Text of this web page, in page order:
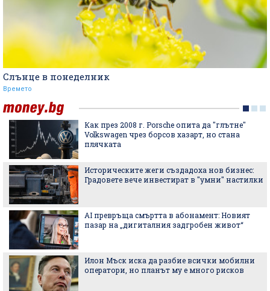
Слънце в понеделник
Времето
Как през 2008 г. Porsche опита да "глътне"
Volkswagen чрез борсов хазарт, но стана
плячката
Историческите жеги създадоха нов бизнес:
Градовете вече инвестират в "умни" настилки
AI превръща смъртта в абонамент: Новият
пазар на „дигиталния задгробен живот“
Илон Мъск иска да разбие всички мобилни
оператори, но планът му е много рисков